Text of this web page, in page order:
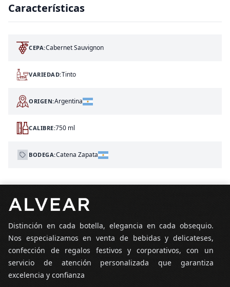
Características
CEPA:Cabernet Sauvignon
VARIEDAD:Tinto
ORIGEN:Argentina
CALIBRE:750 ml
BODEGA:Catena Zapata
Distinción en cada botella, elegancia en cada obsequio.
Nos especializamos en venta de bebidas y delicateses,
confección de regalos festivos y corporativos, con un
servicio de atención personalizada que garantiza
excelencia y confianza